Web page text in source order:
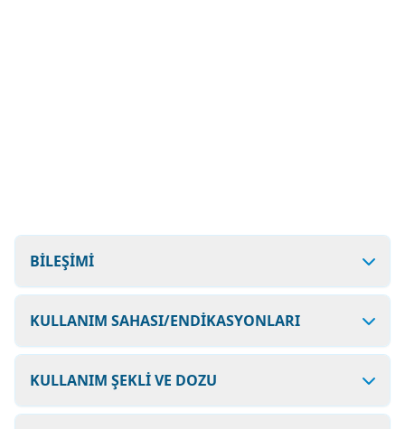
BİLEŞİMİ
KULLANIM SAHASI/ENDİKASYONLARI
KULLANIM ŞEKLİ VE DOZU